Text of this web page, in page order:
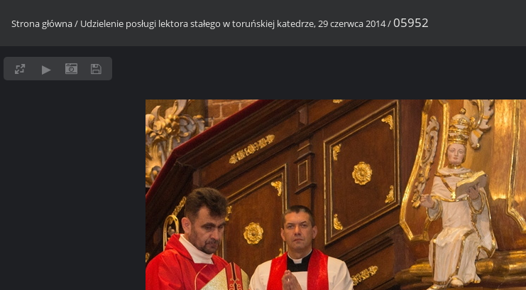
Strona główna/ Udzielenie posługi lektora stałego w toruńskiej katedrze, 29 czerwca 2014/05952